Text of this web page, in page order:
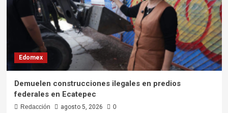
Edomex
Demuelen construcciones ilegales en predios
federales en Ecatepec
Redacción agosto 5, 2026 0